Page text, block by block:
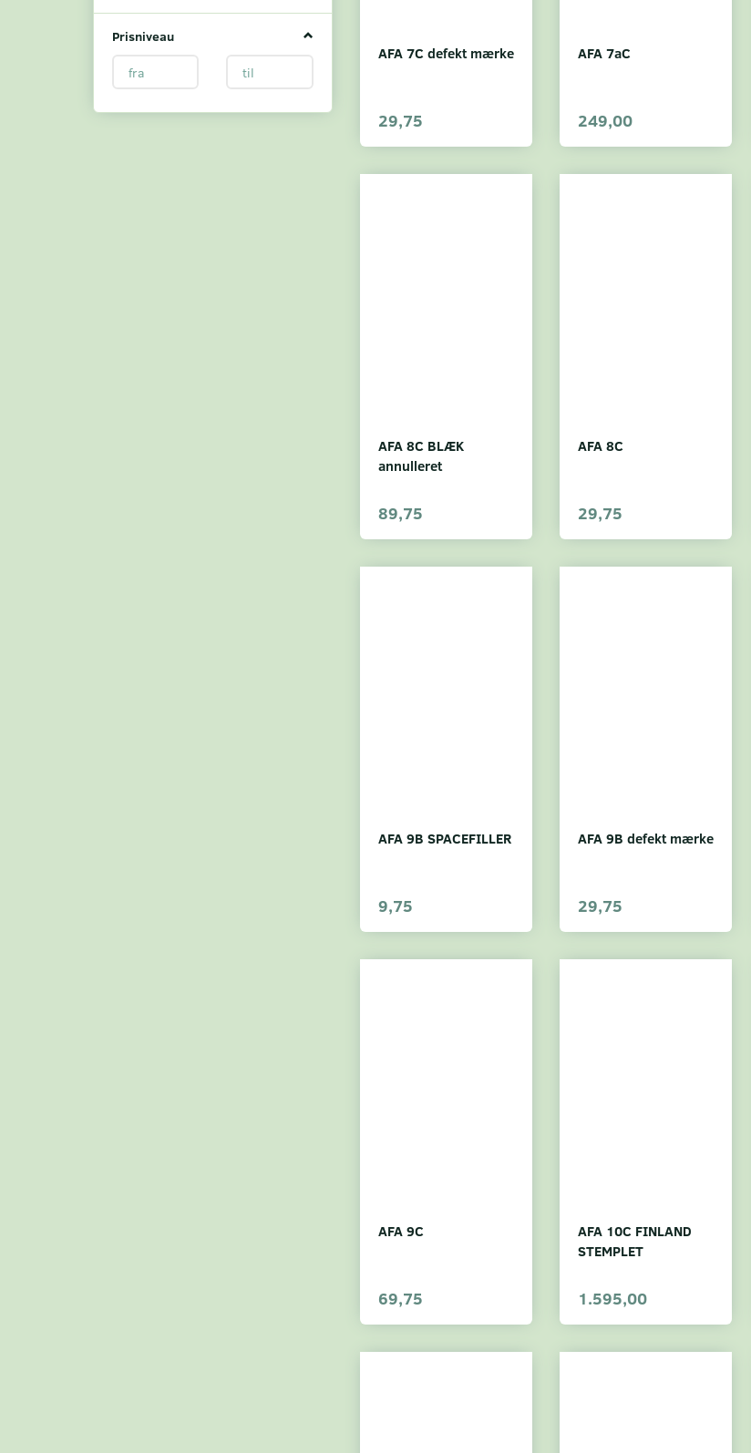
Prisniveau
AFA 7C defekt mærke
29,75
AFA 7aC
249,00
AFA 8C BLÆK
annulleret
89,75
AFA 8C
29,75
AFA 9B SPACEFILLER
9,75
AFA 9B defekt mærke
29,75
AFA 9C
69,75
AFA 10C FINLAND
STEMPLET
1.595,00